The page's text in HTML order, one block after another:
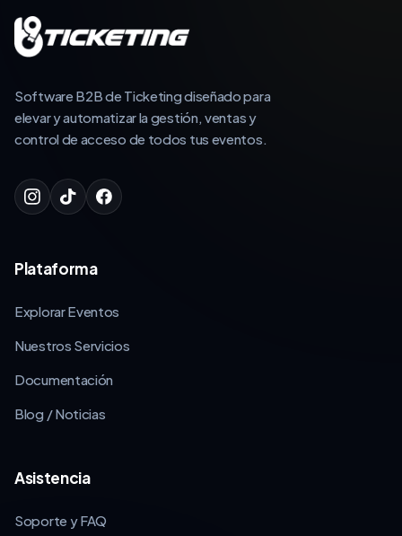
Software B2B de Ticketing diseñado para
elevar y automatizar la gestión, ventas y
control de acceso de todos tus eventos.
Plataforma
Explorar Eventos
Nuestros Servicios
Documentación
Blog / Noticias
Asistencia
Soporte y FAQ